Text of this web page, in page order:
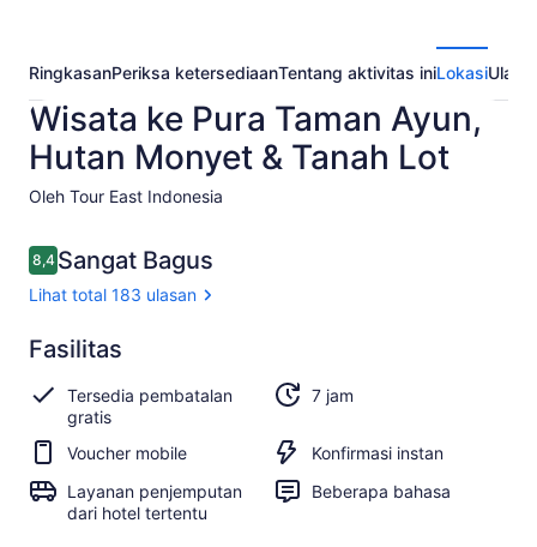
RingkasanPeriksa ketersediaanTentang aktivitas iniLokasi
Wisata ke Pura Taman Ayun,
Hutan Monyet & Tanah Lot
Oleh Tour East Indonesia
Ulasan
8,48,4 dari 10
Sangat Bagus
Lihat total 183 ulasan
8.4 Sangat
Fasilitas
Tersedia pembatalan
gratis
7 jam
Voucher mobile
Konfirmasi instan
Layanan penjemputan
dari hotel tertentu
Beberapa bahasa